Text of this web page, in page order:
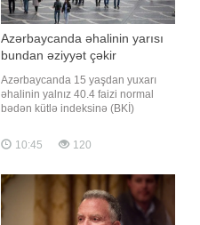
Azərbaycanda əhalinin yarısı
bundan əziyyət çəkir
Azərbaycanda 15 yaşdan yuxarı
əhalinin yalnız 40.4 faizi normal
bədən kütlə indeksinə (BKİ)
artıq çəki və piylənmə
kateqoriyasına daxildir. BİG.AZ -a
yuxarı əhalinin 48.2 faizi
artıqçəkilidir (BKİ 26-30), 10 faizi isə
piylənmədə
10:45 120